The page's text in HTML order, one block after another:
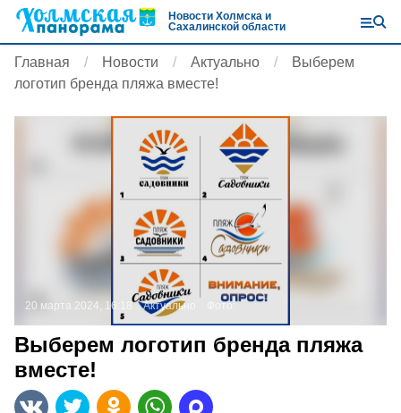
Новости Холмска и
Сахалинской области
Главная Новости Актуально
Выберем
логотип бренда пляжа вместе!
20 марта 2024, 16:18 Актуально Фото:
Выберем логотип бренда пляжа
вместе!